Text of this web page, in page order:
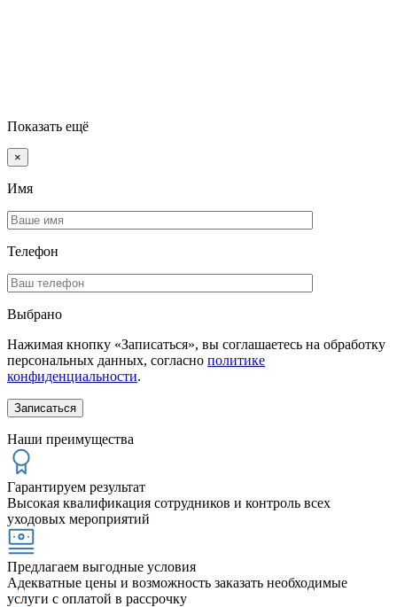
Показать ещё
×
Имя
Телефон
Выбрано
Нажимая кнопку «Записаться», вы соглашаетесь на обработку
персональных данных, согласно политике
конфиденциальности.
Наши преимущества
Гарантируем результат
Высокая квалификация сотрудников и контроль всех
уходовых мероприятий
Предлагаем выгодные условия
Адекватные цены и возможность заказать необходимые
услуги с оплатой в рассрочку